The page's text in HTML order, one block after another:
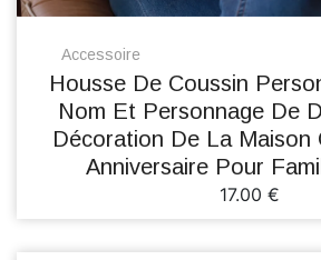
Accessoire
Housse De Coussin
Nom Et Personnage De
Décoration De La Maison
Anniversaire Pour
17.00 €